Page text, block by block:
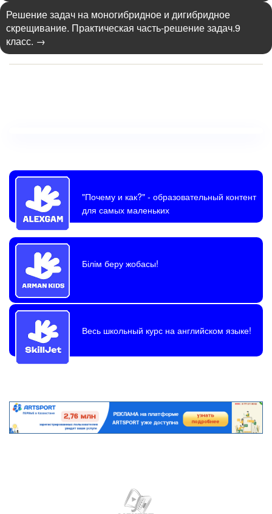
Решение задач на моногибридное и дигибридное
скрещивание. Практическая часть-решение задач.9
класс. →
"Почему и как?"- образовательный контент
для самых маленьких
Білім беру жобасы!
Весь школьный курс на английском языке!